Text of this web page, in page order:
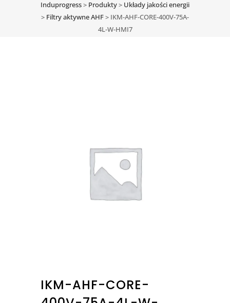
Induprogress> Produkty> Układy jakości energii
> Filtry aktywne AHF> IKM-AHF-CORE-400V-75A-
4L-W-HMI7
IKM-AHF-CORE-